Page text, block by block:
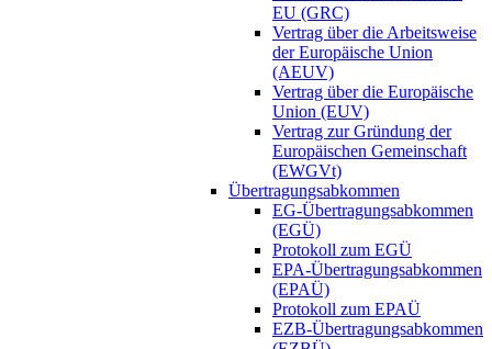
EU (GRC)
Vertrag über die Arbeitsweise
der Europäische Union
(AEUV)
Vertrag über die Europäische
Union (EUV)
Vertrag zur Gründung der
Europäischen Gemeinschaft
(EWGVt)
Übertragungsabkommen
EG-Übertragungsabkommen
(EGÜ)
Protokoll zum EGÜ
EPA-Übertragungsabkommen
(EPAÜ)
Protokoll zum EPAÜ
EZB-Übertragungsabkommen